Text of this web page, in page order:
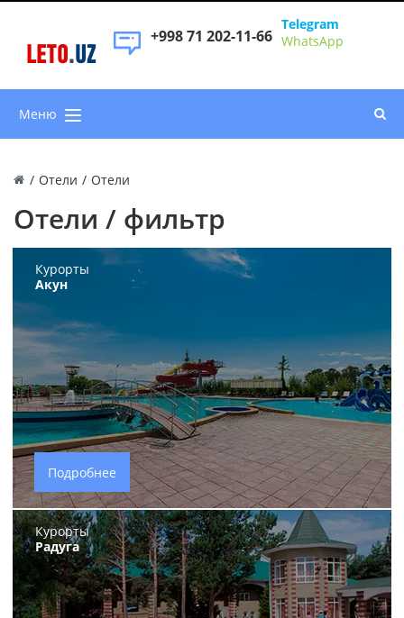
LETO.UZ
+998 71 202-11-66
Telegram
WhatsApp
Меню
/ Отели / Отели
Отели / фильтр
Курорты
Акун
Подробнее
Курорты
Радуга